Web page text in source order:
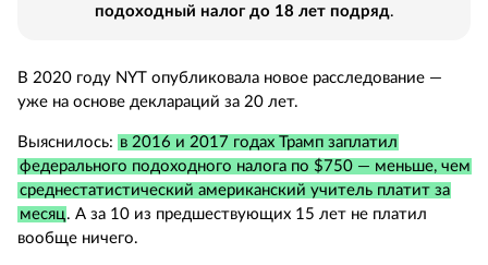
подоходный налог до 18 лет подряд.
В 2020 году NYT опубликовала новое расследование —
уже на основе деклараций за 20 лет.
Выяснилось: в 2016 и 2017 годах Трамп заплатил
федерального подоходного налога по $750 — меньше, чем
среднестатистический американский учитель платит за
месяц . А за 10 из предшествующих 15 лет не платил
вообще ничего.